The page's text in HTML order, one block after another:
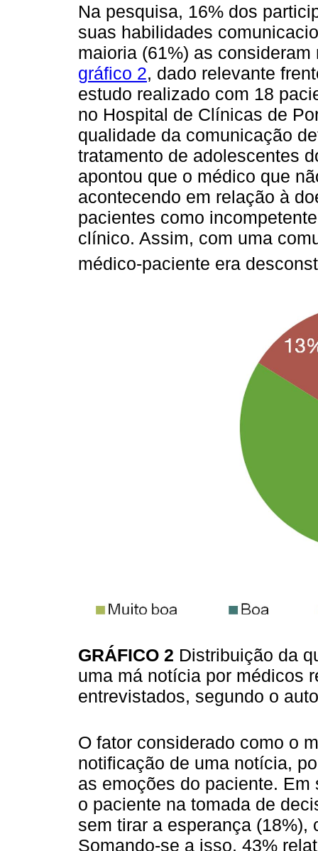
Na pesquisa, 16% dos
suas habilidades
maioria (61%) as
gráfico 2, dado relevante
estudo realizado com 18
no Hospital de Clínicas de
qualidade da comunicação
tratamento de adolescentes
apontou que o médico que
acontecendo em relação à
pacientes como
clínico. Assim, com uma
médico-paciente era
GRÁFICO 2 Distribuição da
uma má notícia por médicos
entrevistados, segundo o
O fator considerado como o
notificação de uma notícia,
as emoções do paciente.
o paciente na tomada de
sem tirar a esperança
Somando-se a isso, 43%